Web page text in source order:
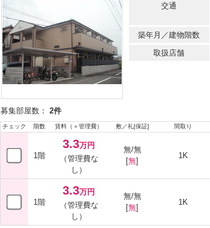
交通
築年月／建物階数
取扱店舗
募集部屋数： 2件
チェック 階数 賃料（＋管理費） 敷／礼[保証] 間取り
1階
3.3万円
（管理費な
し）
無/無
[無]
1K
1階
3.3万円
（管理費な
し）
無/無
[無]
1K